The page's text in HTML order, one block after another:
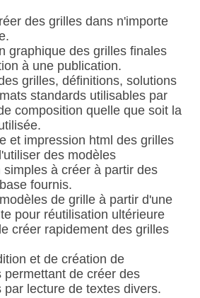
des grilles dans n'importe
graphique des grilles finales
à une publication.
grilles, définitions, solutions
standards utilisables par
composition quelle que soit la
et impression html des grilles
des modèles
simples à créer à partir des
fournis.
de grille à partir d'une
pour réutilisation ultérieure
créer rapidement des grilles
et de création de
permettant de créer des
par lecture de textes divers.